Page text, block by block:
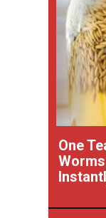
One